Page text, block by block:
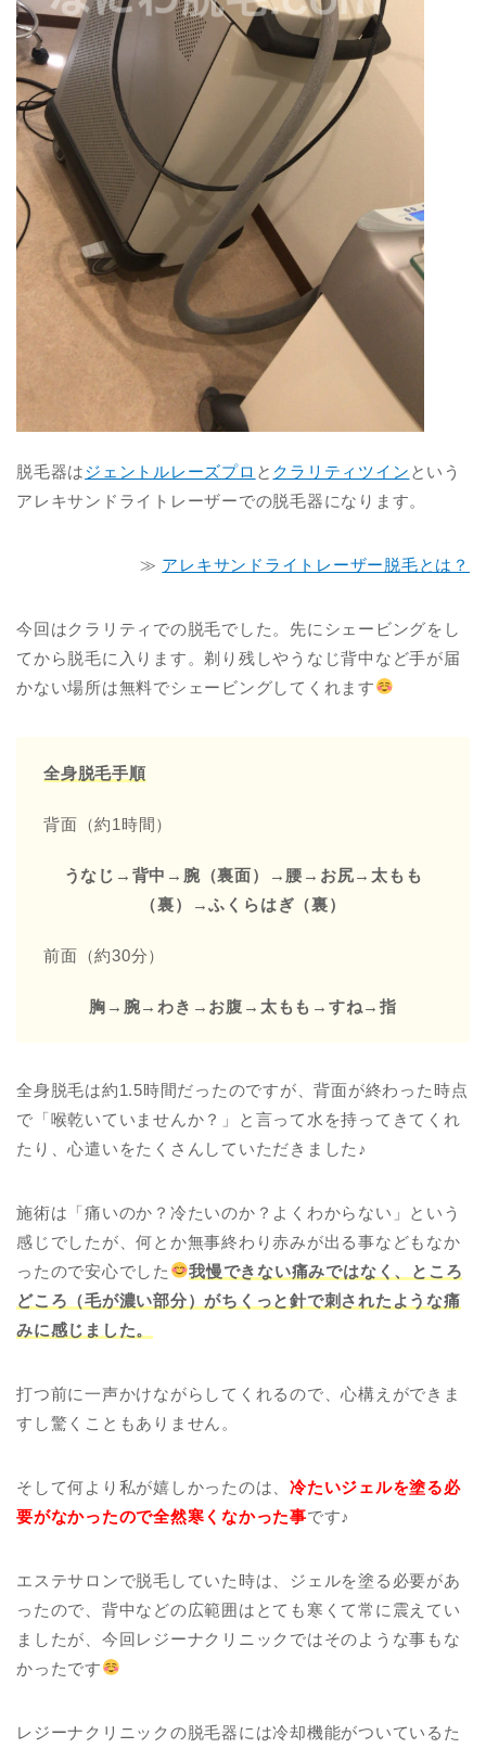
脱毛器はジェントルレーズプロ と クラリティツイン という
アレキサンドライトレーザーでの脱毛器になります。
≫ アレキサンドライトレーザー脱毛とは？
今回はクラリティでの脱毛でした。先にシェービングをし
てから脱毛に入ります。剃り残しやうなじ背中など手が届
かない場所は無料でシェービングしてくれます
全身脱毛手順
背面（約1時間）
うなじ→ 背中→ 腕（裏面）→ 腰→ お尻→ 太もも
（裏）→ふくらはぎ（裏）
前面（約30分）
胸→ 腕→ わき→ お腹→ 太もも→ すね→指
全身脱毛は約1.5時間だったのですが、背面が終わった時点
で「喉乾いていませんか？」と言って水を持ってきてくれ
たり、心遣いをたくさんしていただきました♪
施術は「痛いのか？冷たいのか？よくわからない」という
感じでしたが、何とか無事終わり赤みが出る事などもなか
ったので安心でした
我慢できない痛みではなく、ところ
どころ（毛が濃い部分）がちくっと針で刺されたような痛
みに感じました。
打つ前に一声かけながらしてくれるので、心構えができま
すし驚くこともありません。
そして何より私が嬉しかったのは、冷たいジェルを塗る必
要がなかったので全然寒くなかった事です♪
エステサロンで脱毛していた時は、ジェルを塗る必要があ
ったので、背中などの広範囲はとても寒くて常に震えてい
ましたが、今回レジーナクリニックではそのような事もな
かったです
レジーナクリニックの脱毛器には冷却機能がついているた